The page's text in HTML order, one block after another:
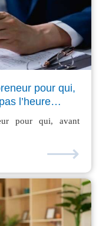
pour qui,
l’heure…
pour qui, avant
⟶